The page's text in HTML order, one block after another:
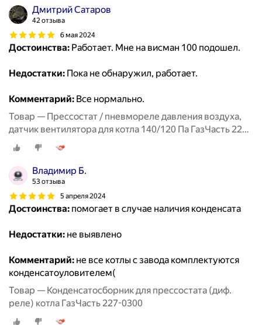
Дмитрий Сатаров
42 отзыва
6 мая 2024
Достоинства: Работает. Мне на висман 100 подошел.
Недостатки: Пока не обнаружил, работает.
Комментарий: Все нормально.
Товар — Прессостат / пневмореле давления воздуха,
датчик вентилятора для котла 140/120 Па ГазЧасть 227-
0213
Владимир Б.
53 отзыва
5 апреля 2024
Достоинства: помогает в случае наличия конденсата
Недостатки: не выявлено
Комментарий: не все котлы с завода комплектуются
конденсатоуловителем(
Товар — Конденсатосборник для прессостата (диф.
реле) котла ГазЧасть 227-0300